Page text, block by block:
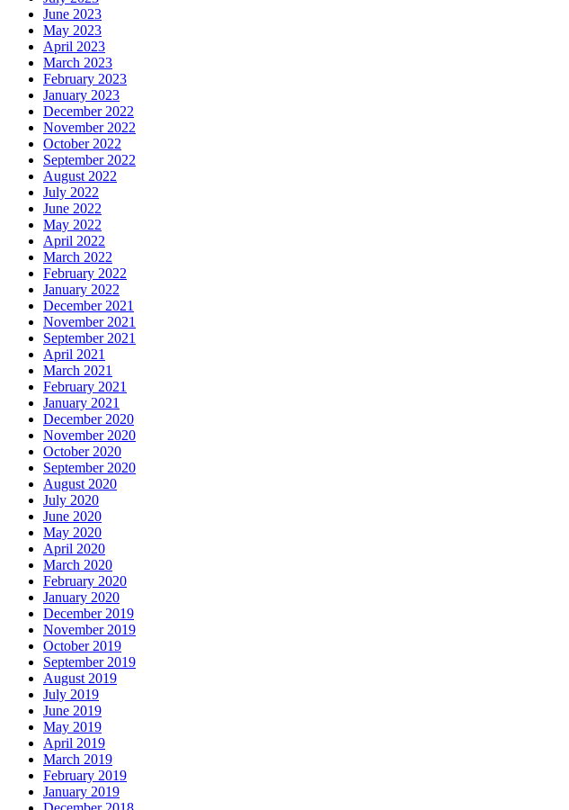
June 2023
May 2023
April 2023
March 2023
February 2023
January 2023
December 2022
November 2022
October 2022
September 2022
August 2022
July 2022
June 2022
May 2022
April 2022
March 2022
February 2022
January 2022
December 2021
November 2021
September 2021
April 2021
March 2021
February 2021
January 2021
December 2020
November 2020
October 2020
September 2020
August 2020
July 2020
June 2020
May 2020
April 2020
March 2020
February 2020
January 2020
December 2019
November 2019
October 2019
September 2019
August 2019
July 2019
June 2019
May 2019
April 2019
March 2019
February 2019
January 2019